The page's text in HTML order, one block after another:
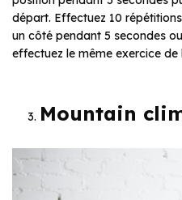
départ. Effectuez 10
un côté pendant 5 secondes
effectuez le même exercice de
Mountain